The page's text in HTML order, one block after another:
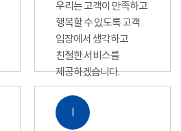
우리는 고객이 만족하고
행복할 수 있도록 고객
입장에서 생각하고
친절한 서비스를
제공하겠습니다.
Ⅰ